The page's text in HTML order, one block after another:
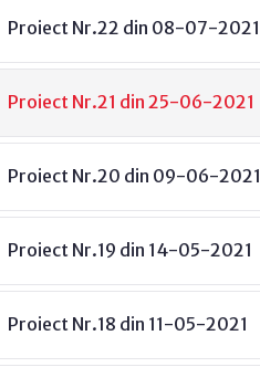
Proiect Nr.22 din 08-07-2021
Proiect Nr.21 din 25-06-2021
Proiect Nr.20 din 09-06-2021
Proiect Nr.19 din 14-05-2021
Proiect Nr.18 din 11-05-2021